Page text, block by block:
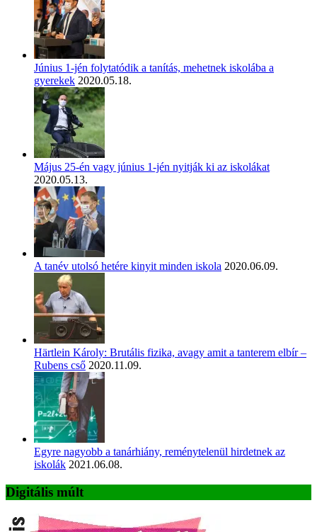
Június 1-jén folytatódik a tanítás, mehetnek iskolába a
gyerekek 2020.05.18.
Május 25-én vagy június 1-jén nyitják ki az iskolákat
2020.05.13.
A tanév utolsó hetére kinyit minden iskola 2020.06.09.
Härtlein Károly: Brutális fizika, avagy amit a tanterem elbír –
Rubens cső 2020.11.09.
Egyre nagyobb a tanárhiány, reménytelenül hirdetnek az
iskolák 2021.06.08.
Digitális múlt